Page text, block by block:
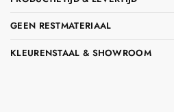
GEEN RESTMATERIAAL
KLEURENSTAAL & SHOWROOM